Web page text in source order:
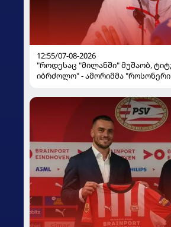
12:55/07-08-2026
"როდესაც "მილანში" მუშაობ,
იბრძოლო" - ამორიმმა